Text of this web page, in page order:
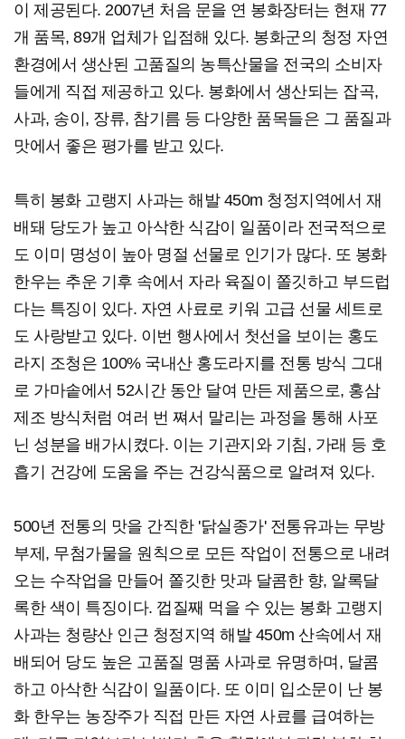
이 제공된다. 2007년 처음 문을 연 봉화장터는 현재 77
개 품목, 89개 업체가 입점해 있다. 봉화군의 청정 자연
환경에서 생산된 고품질의 농특산물을 전국의 소비자
들에게 직접 제공하고 있다. 봉화에서 생산되는 잡곡,
사과, 송이, 장류, 참기름 등 다양한 품목들은 그 품질과
맛에서 좋은 평가를 받고 있다.
특히 봉화 고랭지 사과는 해발 450m 청정지역에서 재
배돼 당도가 높고 아삭한 식감이 일품이라 전국적으로
도 이미 명성이 높아 명절 선물로 인기가 많다. 또 봉화
한우는 추운 기후 속에서 자라 육질이 쫄깃하고 부드럽
다는 특징이 있다. 자연 사료로 키워 고급 선물 세트로
도 사랑받고 있다. 이번 행사에서 첫선을 보이는 홍도
라지 조청은 100% 국내산 홍도라지를 전통 방식 그대
로 가마솥에서 52시간 동안 달여 만든 제품으로, 홍삼
제조 방식처럼 여러 번 쪄서 말리는 과정을 통해 사포
닌 성분을 배가시켰다. 이는 기관지와 기침, 가래 등 호
흡기 건강에 도움을 주는 건강식품으로 알려져 있다.
500년 전통의 맛을 간직한 '닭실종가' 전통유과는 무방
부제, 무첨가물을 원칙으로 모든 작업이 전통으로 내려
오는 수작업을 만들어 쫄깃한 맛과 달콤한 향, 알록달
록한 색이 특징이다. 껍질째 먹을 수 있는 봉화 고랭지
사과는 청량산 인근 청정지역 해발 450m 산속에서 재
배되어 당도 높은 고품질 명품 사과로 유명하며, 달콤
하고 아삭한 식감이 일품이다. 또 이미 입소문이 난 봉
화 한우는 농장주가 직접 만든 자연 사료를 급여하는